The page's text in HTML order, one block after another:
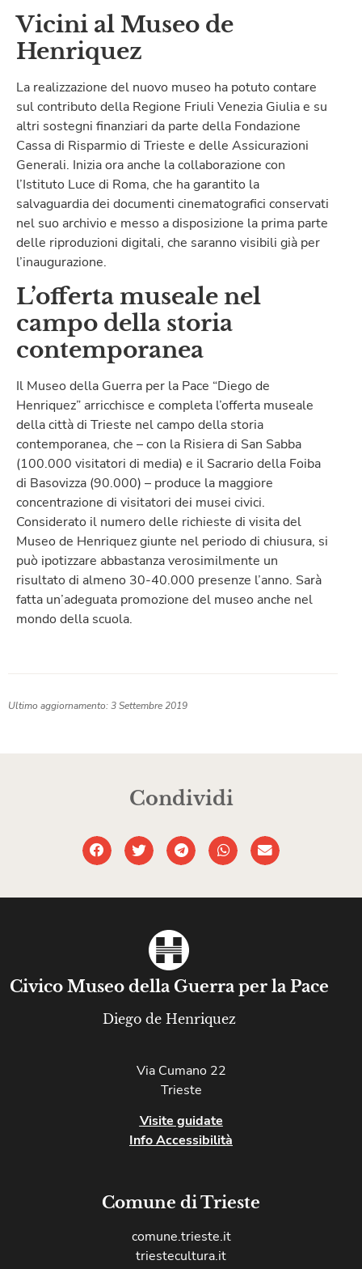
Vicini al Museo de
Henriquez
La realizzazione del nuovo museo ha potuto contare
sul contributo della Regione Friuli Venezia Giulia e su
altri sostegni finanziari da parte della Fondazione
Cassa di Risparmio di Trieste e delle Assicurazioni
Generali. Inizia ora anche la collaborazione con
l’Istituto Luce di Roma, che ha garantito la
salvaguardia dei documenti cinematografici conservati
nel suo archivio e messo a disposizione la prima parte
delle riproduzioni digitali, che saranno visibili già per
l’inaugurazione.
L’offerta museale nel
campo della storia
contemporanea
Il Museo della Guerra per la Pace “Diego de
Henriquez” arricchisce e completa l’offerta museale
della città di Trieste nel campo della storia
contemporanea, che – con la Risiera di San Sabba
(100.000 visitatori di media) e il Sacrario della Foiba
di Basovizza (90.000) – produce la maggiore
concentrazione di visitatori dei musei civici.
Considerato il numero delle richieste di visita del
Museo de Henriquez giunte nel periodo di chiusura, si
può ipotizzare abbastanza verosimilmente un
risultato di almeno 30-40.000 presenze l’anno. Sarà
fatta un’adeguata promozione del museo anche nel
mondo della scuola.
Ultimo aggiornamento: 3 Settembre 2019
Condividi
Civico Museo della Guerra per la Pace
Diego de Henriquez
Via Cumano 22
Trieste
Visite guidate
Info Accessibilità
Comune di Trieste
comune.trieste.it
triestecultura.it